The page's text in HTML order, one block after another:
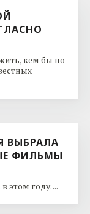
кем бы по
ВЫБРАЛА
ФИЛЬМЫ
этом году. ...